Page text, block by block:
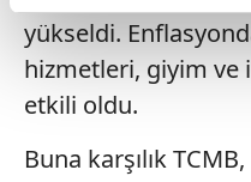
reklamların maliyetlerimizi
kalemimiz olduğunu
Her halükârda,
gösterilmeyecektir."
yükseldi.
hizmetleri, giyim ve
etkili oldu.
Buna karşılık